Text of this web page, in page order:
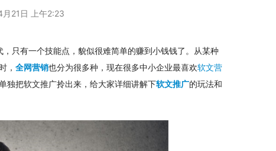
21日 上午2:23
只有一个技能点，貌似很难简单的赚到小钱钱了。从某种
， 全网营销也分为很多种，现在很多中小企业最喜欢软文营
独把软文推广拎出来，给大家详细讲解下软文推广的玩法和